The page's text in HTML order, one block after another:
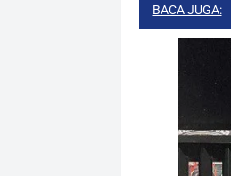
BACA JUGA: